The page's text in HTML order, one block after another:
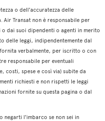
o dell'accuratezza delle
Transat non è responsabile per
dai suoi dipendenti o agenti in merito
delle leggi, indipendentemente dal
verbalmente, per iscritto o con
responsabile per eventuali
costi, spese e così via) subite da
richiesti e non rispetti le leggi
fornite su questa pagina o dal
negarti l'imbarco se non sei in